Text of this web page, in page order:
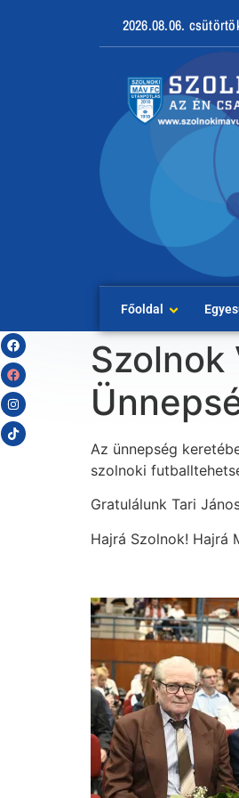
2026.08.06.
Főoldal
Szolnok
Az ünnepség
szolnoki
Gratulálunk Tari
Hajrá Szolnok! Hajrá